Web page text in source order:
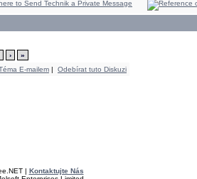
›
»
E-mailem | Odebírat tuto Diskuzi
| Kontaktujte Nás